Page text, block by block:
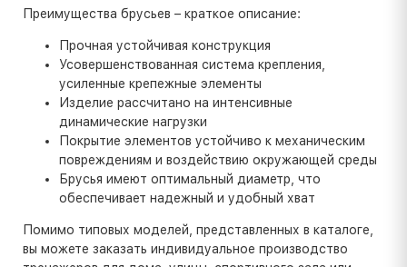
Преимущества брусьев – краткое описание:
Прочная устойчивая конструкция
Усовершенствованная система крепления,
усиленные крепежные элементы
Изделие рассчитано на интенсивные
динамические нагрузки
Покрытие элементов устойчиво к механическим
повреждениям и воздействию окружающей среды
Брусья имеют оптимальный диаметр, что
обеспечивает надежный и удобный хват
Помимо типовых моделей, представленных в каталоге,
вы можете заказать индивидуальное производство